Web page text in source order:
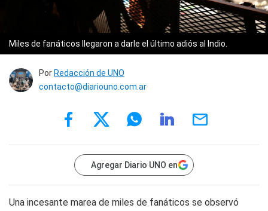
Miles de fanáticos llegaron a darle el último adiós al Indio.
Por Redacción de UNO
contacto@diariouno.com.ar
Agregar Diario UNO en
Una incesante marea de miles de fanáticos se observó